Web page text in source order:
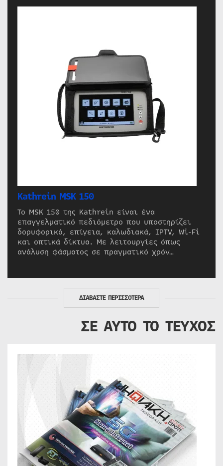
Kathrein MSK 150
Το MSK 150 της Kathrein είναι ένα
επαγγελματικό πεδιόμετρο που υποστηρίζει
δορυφορικά, επίγεια, καλωδιακά, IPTV, Wi-Fi
και οπτικά δίκτυα. Με λειτουργίες όπως
ανάλυση φάσματος σε πραγματικό χρόν…
ΔΙΑΒΑΣΤΕ ΠΕΡΙΣΣΟΤΕΡΑ
ΣΕ ΑΥΤΟ ΤΟ ΤΕΥΧΟΣ